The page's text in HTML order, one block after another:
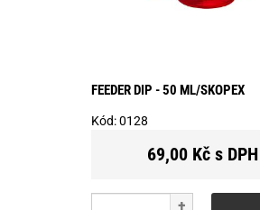
FEEDER DIP - 50 ML/SKOPEX
Kód:0128
69,00 Kč s DPH